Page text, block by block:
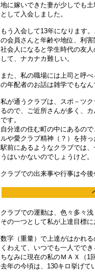
地に嫁いできた妻が少しでも
として入会しました。
もう入会して13年になります
の会員さんと年齢や地位、利
社会人になると学生時代の友
して、ナカナカ難しい。
また、私の職場には上司と呼
の年配者のお話は雑学でもな
私が通うクラブは、スポ－ツ
るので、ご近所さんが多く、
です。
自分達の住む町の中にあるの
ルや愛クラブ精神（？）を持
駅前にあるようなクラブでは
うはいかないのでしょうけど。
クラブでの出来事や行事は今
クラブでの運動は、色々多々
その一つとして私が上達目標
数字（重量）で上達がはかれ
くわえて、いつでも一人でで
ちなみに現在の私のＭＡＸ（1
去年の今頃は、130キロ挙げて